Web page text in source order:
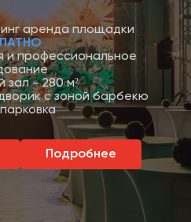
аренда площадки
и профессиональное
зал - 280 м²
с зоной барбекю
Подробнее